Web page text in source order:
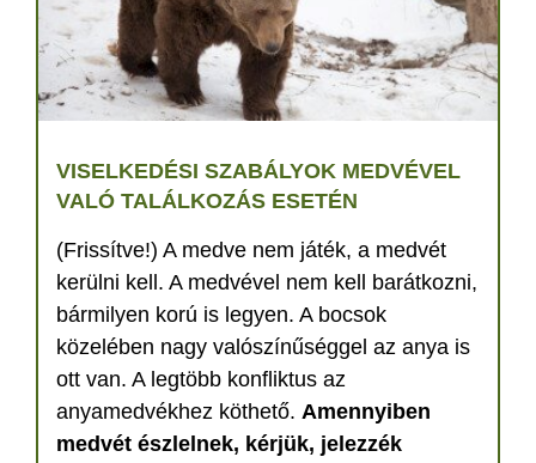
VISELKEDÉSI SZABÁLYOK MEDVÉVEL
VALÓ TALÁLKOZÁS ESETÉN
(Frissítve!) A medve nem játék, a medvét
kerülni kell. A medvével nem kell barátkozni,
bármilyen korú is legyen. A bocsok
közelében nagy valószínűséggel az anya is
ott van. A legtöbb konfliktus az
anyamedvékhez köthető. Amennyiben
medvét észlelnek, kérjük, jelezzék